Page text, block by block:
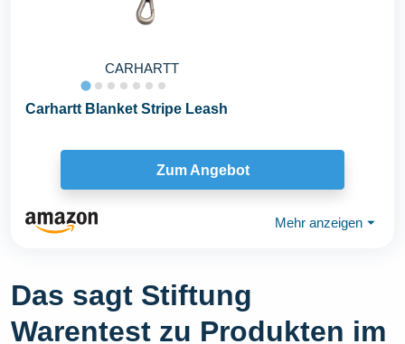
CARHARTT
Carhartt Blanket Stripe Leash
Zum Angebot
Mehr anzeigen ⏷
Das sagt Stiftung
Warentest zu Produkten im